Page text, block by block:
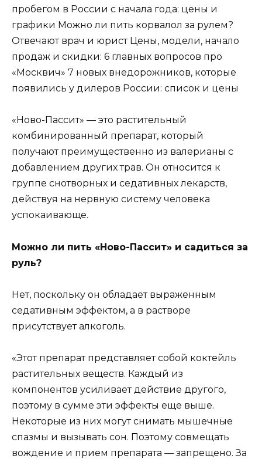
пробегом в России с начала года: цены и
графики Можно ли пить корвалол за рулем?
Отвечают врач и юрист Цены, модели, начало
продаж и скидки: 6 главных вопросов про
«Москвич» 7 новых внедорожников, которые
появились у дилеров России: список и цены
«Ново-Пассит» — это растительный
комбинированный препарат, который
получают преимущественно из валерианы с
добавлением других трав. Он относится к
группе снотворных и седативных лекарств,
действуя на нервную систему человека
успокаивающе.
Можно ли пить «Ново-Пассит» и садиться за
руль?
Нет, поскольку он обладает выраженным
седативным эффектом, а в растворе
присутствует алкоголь.
«Этот препарат представляет собой коктейль
растительных веществ. Каждый из
компонентов усиливает действие другого,
поэтому в сумме эти эффекты еще выше.
Некоторые из них могут снимать мышечные
спазмы и вызывать сон. Поэтому совмещать
вождение и прием препарата — запрещено. За